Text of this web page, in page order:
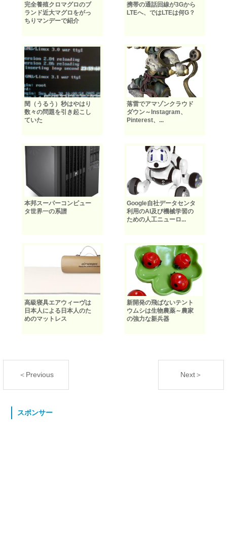
完全養殖クロマグロのブ
ランド近大マグロをがっ
ちりマンデーで紹介
携帯の通話回線が3Gから
LTEへ、ではLTEは何G？
閏（うるう）秒はやはり
数々の問題を引き起こし
ていた
落雷でアマゾンクラウド
ダウン～Instagram、
Pinterest、...
本邦スーパーコンピュー
タ世界一の系譜
Google自社データセンタ
利用のAI及び機械学習の
ための人工ニューロ...
高級寝具エアウィーヴは
日本人による日本人のた
めのマットレス
新開発の飛ばないテント
ウムシは生物農薬～農家
の強力な新兵器
＜Previous Next＞
スポンサー